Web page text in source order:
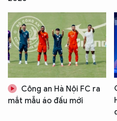
Công an Hà Nội FC ra
mắt mẫu áo đấu mới